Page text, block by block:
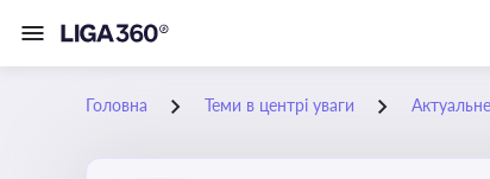
Головна Теми в центрі уваги